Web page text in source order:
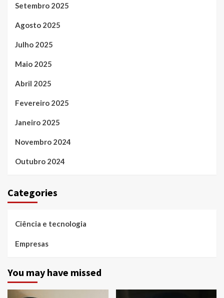
Setembro 2025
Agosto 2025
Julho 2025
Maio 2025
Abril 2025
Fevereiro 2025
Janeiro 2025
Novembro 2024
Outubro 2024
Categories
Ciência e tecnologia
Empresas
You may have missed